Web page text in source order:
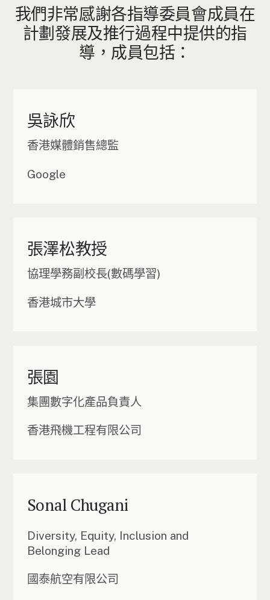
我們非常感謝各指導委員會成員在
計劃發展及推行過程中提供的指
導，成員包括：
吳詠欣
香港媒體銷售總監
Google
張澤松教授
協理學務副校長(數碼學習)
香港城市大學
張園
集團數字化產品負責人
香港飛機工程有限公司
Sonal Chugani
Diversity, Equity, Inclusion and
Belonging Lead
國泰航空有限公司